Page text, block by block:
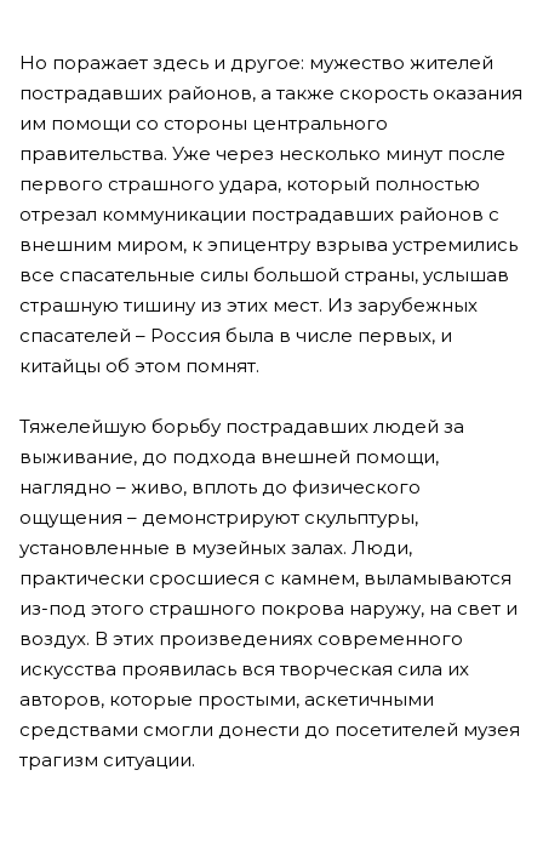
Но поражает здесь и другое: мужество жителей
пострадавших районов, а также скорость оказания
им помощи со стороны центрального
правительства. Уже через несколько минут после
первого страшного удара, который полностью
отрезал коммуникации пострадавших районов с
внешним миром, к эпицентру взрыва устремились
все спасательные силы большой страны, услышав
страшную тишину из этих мест. Из зарубежных
спасателей – Россия была в числе первых, и
китайцы об этом помнят.
Тяжелейшую борьбу пострадавших людей за
выживание, до подхода внешней помощи,
наглядно – живо, вплоть до физического
ощущения – демонстрируют скульптуры,
установленные в музейных залах. Люди,
практически сросшиеся с камнем, выламываются
из-под этого страшного покрова наружу, на свет и
воздух. В этих произведениях современного
искусства проявилась вся творческая сила их
авторов, которые простыми, аскетичными
средствами смогли донести до посетителей музея
трагизм ситуации.